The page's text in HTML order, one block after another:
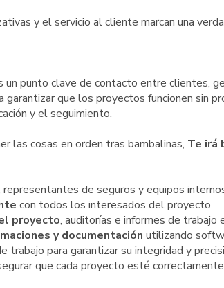
y el servicio al cliente marcan una
un punto clave de contacto entre clientes,
garantizar que los proyectos funcionen sin
y el seguimiento.
las cosas en orden tras bambalinas, Te irá
de seguros y equipos
con todos los interesados del proyecto
proyecto, auditorías e informes de trabajo
y documentación utilizando
trabajo para garantizar su integridad y
que cada proyecto esté